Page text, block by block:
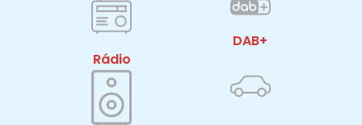
Rádio
DAB+